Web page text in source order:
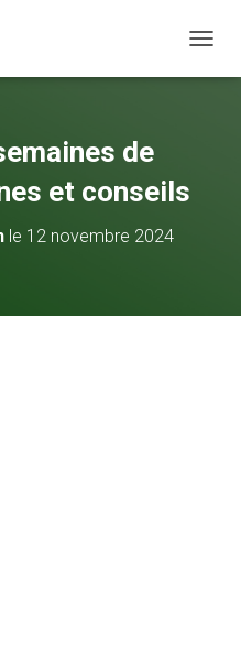
de
et conseils
le 12 novembre 2024